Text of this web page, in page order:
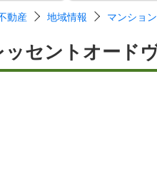
動産 地域情報 マンショ
ッセントオード